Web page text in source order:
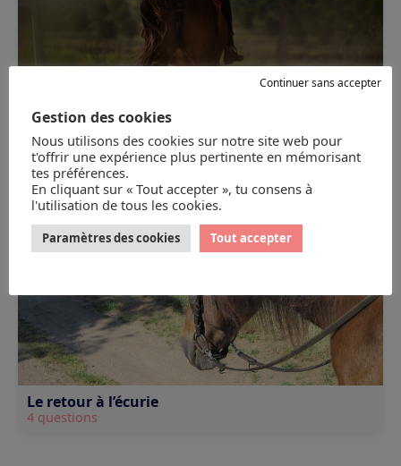
Gérer les incidents et les accidents
Le retour à l’écurie
4 questions
Gestion des cookies
Nous utilisons des cookies sur notre site web pour
t'offrir une expérience plus pertinente en mémorisant
tes préférences.
En cliquant sur « Tout accepter », tu consens à
l'utilisation de tous les cookies.
Paramètres des cookies Tout accepter
Continuer sans accepter